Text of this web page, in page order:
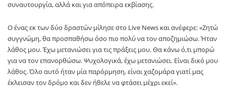
συναυτουργία, αλλά και για απόπειρα εκβίασης.
Ο ένας εκ των δύο δραστών μίλησε στο Live News και ανέφερε: «Ζητώ
συγγνώμη, θα προσπαθήσω όσο πιο πολύ να τον αποζημιώσω. Ήταν
λάθος μου. Έχω μετανιώσει για τις πράξεις μου. Θα κάνω ό,τι μπορώ
για να τον επανορθώσω. Ψυχολογικά, έχω μετανιώσει. Είναι δικό μου
λάθος. Όλο αυτό ήταν μία παρόρμηση, είναι χαζομάρα γιατί μας
έκλεισαν τον δρόμο και δεν ήθελε να φτάσει μέχρι εκεί».